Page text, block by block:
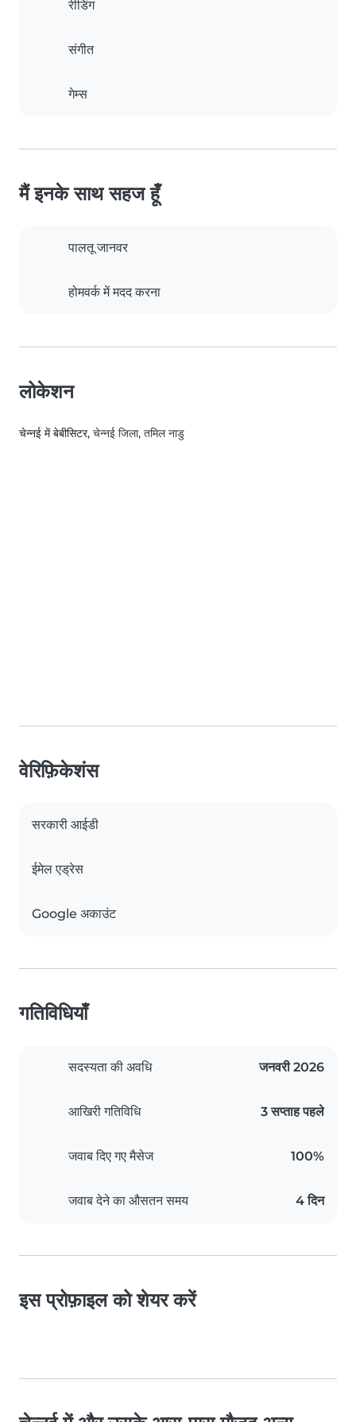
रीडिंग
संगीत
गेम्स
मैं इनके साथ सहज हूँ
पालतू जानवर
होमवर्क में मदद करना
लोकेशन
चेन्नई में बेबीसिटर, चेन्नई जिला, तमिल नाडु
वेरिफ़िकेशंस
सरकारी आईडी
ईमेल एड्रेस
Google अकाउंट
गतिविधियाँ
सदस्यता की अवधि जनवरी 2026
आखिरी गतिविधि 3 सप्ताह पहले
जवाब दिए गए मैसेज 100%
जवाब देने का औसतन समय 4 दिन
इस प्रोफ़ाइल को शेयर करें